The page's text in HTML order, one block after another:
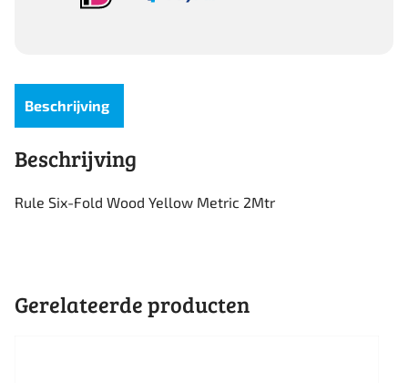
Beschrijving
Beschrijving
Rule Six-Fold Wood Yellow Metric 2Mtr
Gerelateerde producten